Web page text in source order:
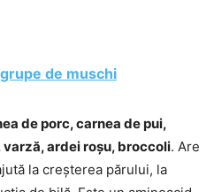
de muschi
de porc, carnea de pui,
varză, ardei roșu, broccoli. Are
la creșterea părului, la